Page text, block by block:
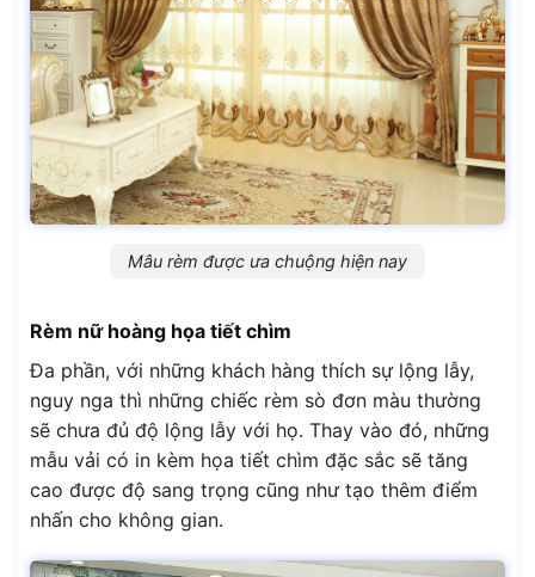
Mâu rèm được ưa chuộng hiện nay
Rèm nữ hoàng họa tiết chìm
Đa phần, với những khách hàng thích sự lộng lẫy,
nguy nga thì những chiếc rèm sò đơn màu thường
sẽ chưa đủ độ lộng lẫy với họ. Thay vào đó, những
mẫu vải có in kèm họa tiết chìm đặc sắc sẽ tăng
cao được độ sang trọng cũng như tạo thêm điểm
nhấn cho không gian.